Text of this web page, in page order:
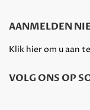
AANMELDEN
Klik hier om u aan
VOLG ONS OP